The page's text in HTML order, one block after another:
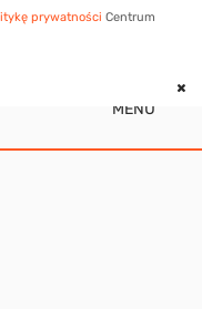
prywatności Centrum
MENU